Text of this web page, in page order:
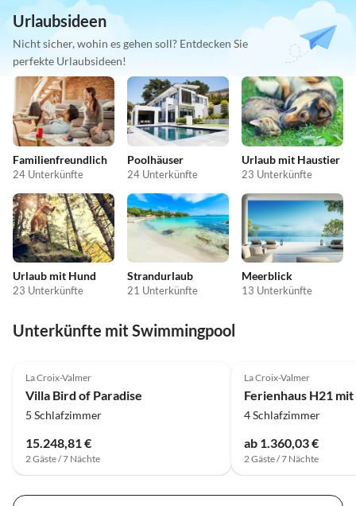
Urlaubsideen
Nicht sicher, wohin es gehen soll? Entdecken Sie
perfekte Urlaubsideen!
Familienfreundlich
24 Unterkünfte
Poolhäuser
24 Unterkünfte
Urlaub mit Haustier
23 Unterkünfte
Urlaub mit Hund
23 Unterkünfte
Strandurlaub
21 Unterkünfte
Meerblick
13 Unterkünfte
Unterkünfte mit Swimmingpool
La Croix-Valmer
Villa Bird of Paradise
5 Schlafzimmer
15.248,81 €
2 Gäste / 7 Nächte
La Croix-Valmer
4 Schlafzimmer
ab 1.360,03 €
2 Gäste / 7 Nächte